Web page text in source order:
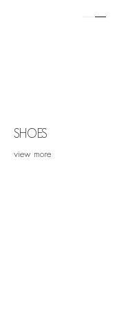
SHOES
view more